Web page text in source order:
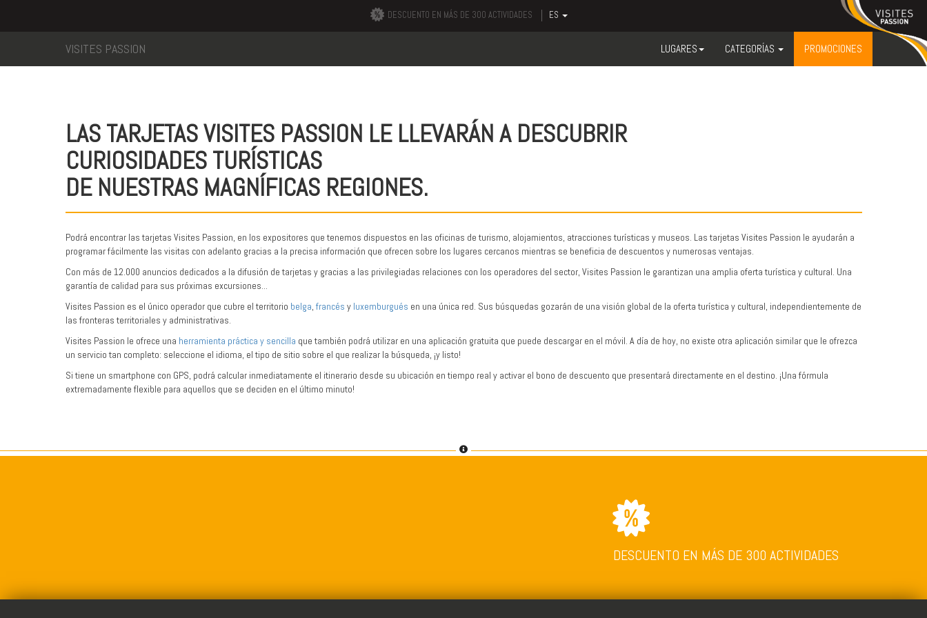
DESCUENTO EN MÁS DE 300 ACTIVIDADES ES
VISITES PASSION LUGARES CATEGORÍAS PROMOCIONES
LAS TARJETAS VISITES PASSION LE LLEVARÁN A DESCUBRIR
CURIOSIDADES TURÍSTICAS
DE NUESTRAS MAGNÍFICAS REGIONES.
Podrá encontrar las tarjetas Visites Passion, en los expositores que tenemos dispuestos en las oficinas de turismo, alojamientos, atracciones turísticas y museos. Las tarjetas Visites Passion le ayudarán a
programar fácilmente las visitas con adelanto gracias a la precisa información que ofrecen sobre los lugares cercanos mientras se beneficia de descuentos y numerosas ventajas.
Con más de 12.000 anuncios dedicados a la difusión de tarjetas y gracias a las privilegiadas relaciones con los operadores del sector, Visites Passion le garantizan una amplia oferta turística y cultural. Una
garantía de calidad para sus próximas excursiones...
Visites Passion es el único operador que cubre el territorio belga,francés y luxemburgués en una única red. Sus búsquedas gozarán de una visión global de la oferta turística y cultural, independientemente de
las fronteras territoriales y administrativas.
Visites Passion le ofrece una herramienta práctica y sencilla que también podrá utilizar en una aplicación gratuita que puede descargar en el móvil. A día de hoy, no existe otra aplicación similar que le ofrezca
un servicio tan completo: seleccione el idioma, el tipo de sitio sobre el que realizar la búsqueda, ¡y listo!
Si tiene un smartphone con GPS, podrá calcular inmediatamente el itinerario desde su ubicación en tiempo real y activar el bono de descuento que presentará directamente en el destino. ¡Una fórmula
extremadamente flexible para aquellos que se deciden en el último minuto!
DESCUENTO EN MÁS DE 300 ACTIVIDADES